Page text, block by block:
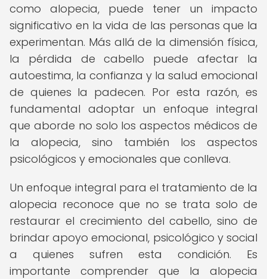
como alopecia, puede tener un impacto
significativo en la vida de las personas que la
experimentan. Más allá de la dimensión física,
la pérdida de cabello puede afectar la
autoestima, la confianza y la salud emocional
de quienes la padecen. Por esta razón, es
fundamental adoptar un enfoque integral
que aborde no solo los aspectos médicos de
la alopecia, sino también los aspectos
psicológicos y emocionales que conlleva.
Un enfoque integral para el tratamiento de la
alopecia reconoce que no se trata solo de
restaurar el crecimiento del cabello, sino de
brindar apoyo emocional, psicológico y social
a quienes sufren esta condición. Es
importante comprender que la alopecia